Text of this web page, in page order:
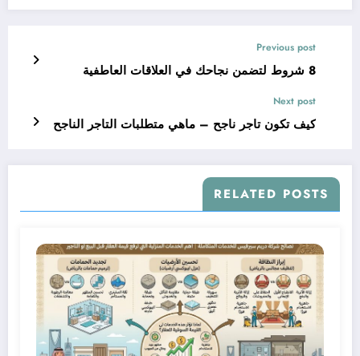
Previous post
8 شروط لتضمن نجاحك في العلاقات العاطفية
Next post
كيف تكون تاجر ناجح – ماهي متطلبات التاجر الناجح
RELATED POSTS